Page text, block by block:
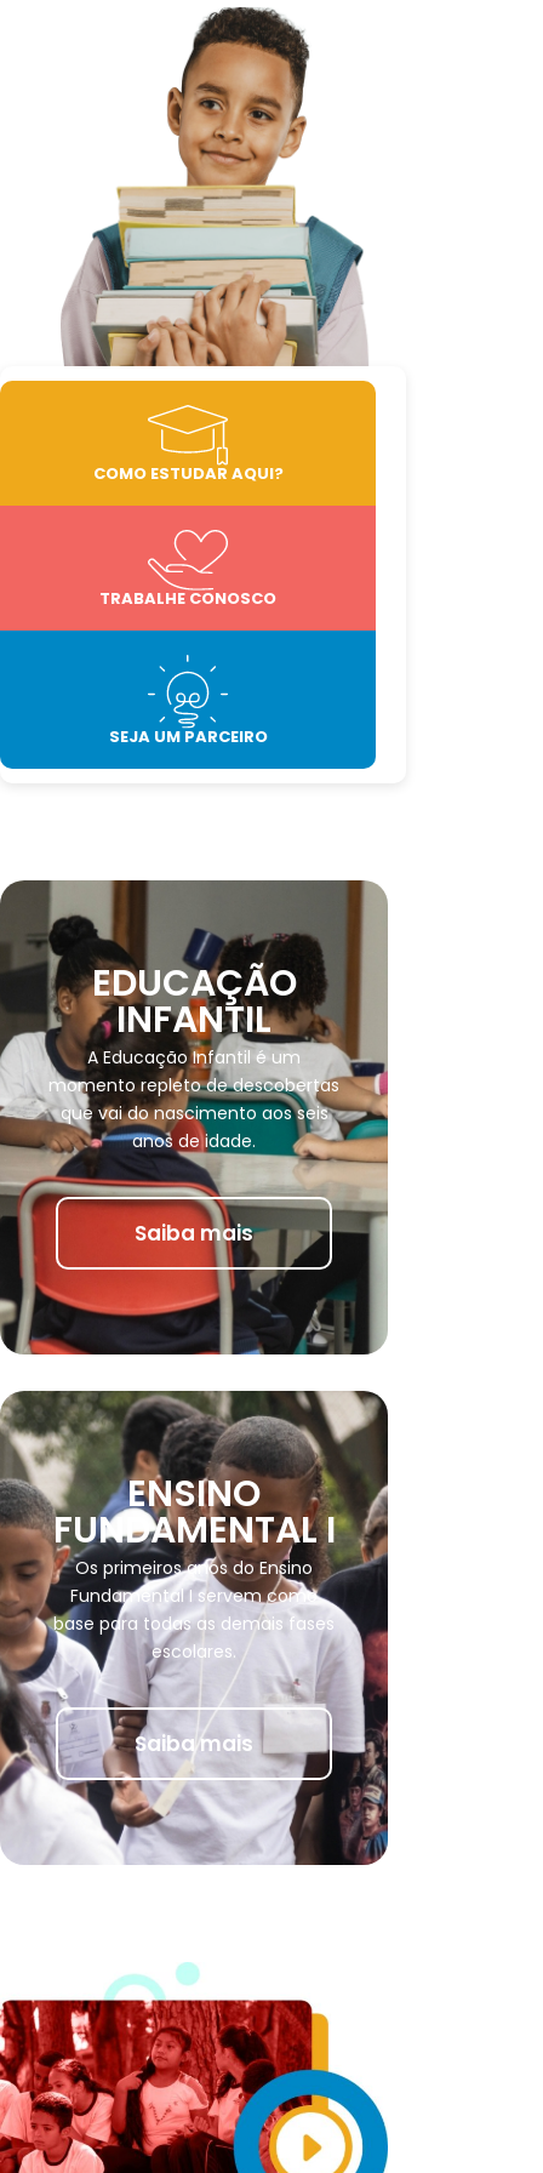
COMO ESTUDAR AQUI?
TRABALHE CONOSCO
SEJA UM PARCEIRO
EDUCAÇÃO
INFANTIL
A Educação Infantil é um
momento repleto de descobertas
que vai do nascimento aos seis
anos de idade.
Saiba mais
ENSINO
FUNDAMENTAL I
Os primeiros anos do Ensino
Fundamental I servem como
base para todas as demais fases
escolares.
Saiba mais